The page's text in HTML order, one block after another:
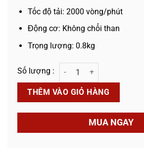
Tốc độ tải: 2000 vòng/phút
Động cơ: Không chổi than
Trọng lượng: 0.8kg
Chuyên Vít Pin KPT-CV18 số lượng
THÊM VÀO GIỎ HÀNG
MUA NGAY